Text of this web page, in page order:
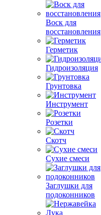
Воск для
восстановления
Герметик
Гидроизоляция
Грунтовка
Инструмент
Розетки
Скотч
Сухие смеси
Заглушки для
подоконников